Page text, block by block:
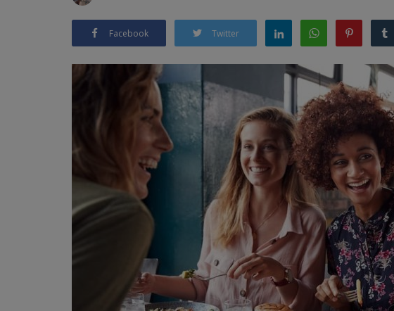
Facebook Twitter